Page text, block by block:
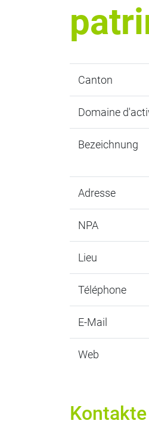
Canton
Domaine
Bezeichnung
Adresse
NPA
Lieu
Téléphone
E-Mail
Web
Kontakte